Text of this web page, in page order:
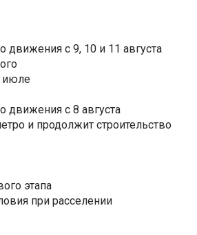
с 9, 10 и 11 августа
июле
движения с 8 августа
и продолжит строительство
этапа
при расселении